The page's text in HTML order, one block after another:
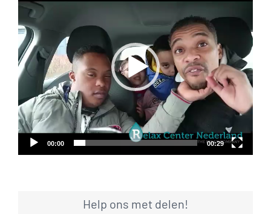
00:00 00:29
Help ons met delen!